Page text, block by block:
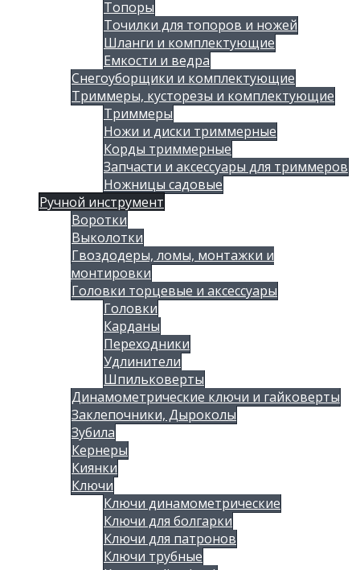
Топоры
Точилки для топоров и ножей
Шланги и комплектующие
Емкости и ведра
Снегоуборщики и комплектующие
Триммеры, кусторезы и комплектующие
Триммеры
Ножи и диски триммерные
Корды триммерные
Запчасти и аксессуары для триммеров
Ножницы садовые
Ручной инструмент
Воротки
Выколотки
Гвоздодеры, ломы, монтажки и
монтировки
Головки торцевые и аксессуары
Головки
Карданы
Переходники
Удлинители
Шпильковерты
Динамометрические ключи и гайковерты
Заклепочники, Дыроколы
Зубила
Кернеры
Киянки
Ключи
Ключи динамометрические
Ключи для болгарки
Ключи для патронов
Ключи трубные